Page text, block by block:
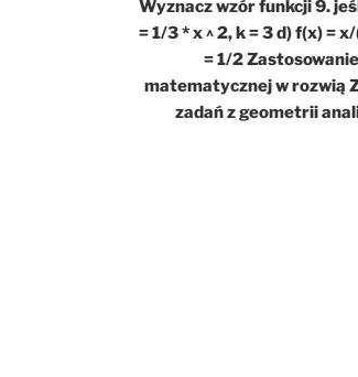
Wyznacz wzór funkcji 9.
= 1/3 * x ^ 2, k = 3 d) f(x) =
= 1/2
matematycznej w rozwią
zadań z geometrii